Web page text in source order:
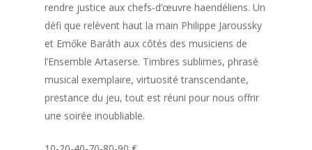
rendre justice aux chefs-d’œuvre haendéliens. Un
défi que relèvent haut la main Philippe Jaroussky
et Emőke Baráth aux côtés des musiciens de
l’Ensemble Artaserse. Timbres sublimes, phrasé
musical exemplaire, virtuosité transcendante,
prestance du jeu, tout est réuni pour nous offrir
une soirée inoubliable.